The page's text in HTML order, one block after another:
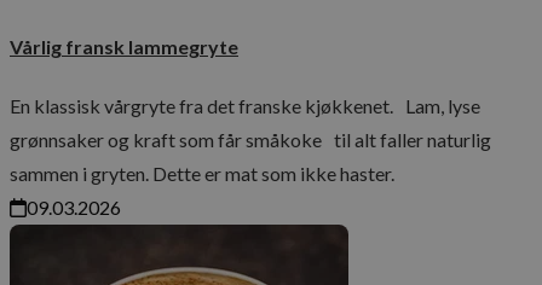
Vårlig fransk lammegryte
En klassisk vårgryte fra det franske kjøkkenet. Lam, lyse
grønnsaker og kraft som får småkoke til alt faller naturlig
sammen i gryten. Dette er mat som ikke haster.
09.03.2026